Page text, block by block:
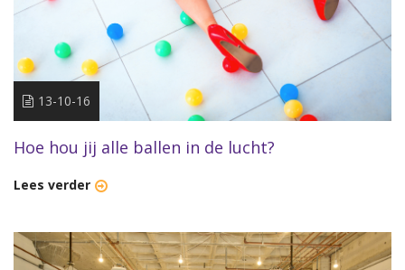
13-10-16
Hoe hou jij alle ballen in de lucht?
Lees verder